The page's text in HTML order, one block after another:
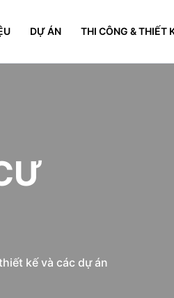
DỰ ÁN THI CÔNG & THIẾT
kế và các dự án